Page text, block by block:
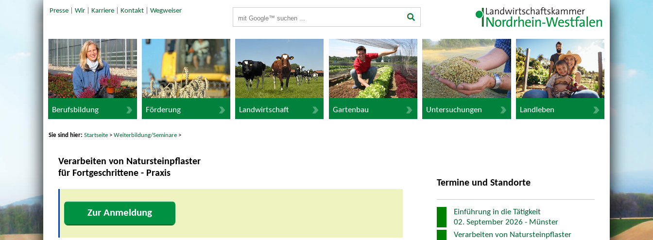
Presse| Wir| Karriere| Kontakt| Wegweiser
Berufsbildung Förderung Landwirtschaft Gartenbau Untersuchungen Landleben
Sie sind hier:Startseite >Weiterbildung/Seminare >
Verarbeiten von Natursteinpflaster
für Fortgeschrittene - Praxis
Zur Anmeldung
Termine und Standorte
Einführung in die Tätigkeit
02. September 2026 - Münster
Verarbeiten von Natursteinpflaster